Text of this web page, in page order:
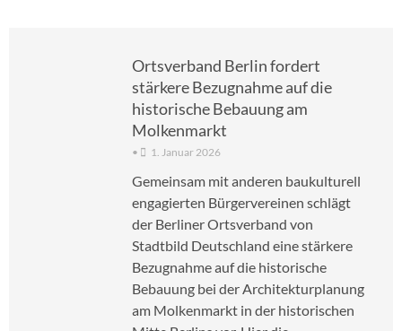
Ortsverband Berlin fordert
stärkere Bezugnahme auf die
historische Bebauung am
Molkenmarkt
• 1. Januar 2026
Gemeinsam mit anderen baukulturell
engagierten Bürgervereinen schlägt
der Berliner Ortsverband von
Stadtbild Deutschland eine stärkere
Bezugnahme auf die historische
Bebauung bei der Architekturplanung
am Molkenmarkt in der historischen